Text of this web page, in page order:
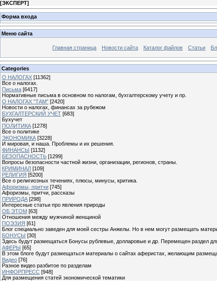
[ЭКСПЕРТ]
Форма входа
Меню сайта
Главная страница Новости сайта Каталог файлов Статьи
Categories
О НАЛОГАХ [11362]
Все о налогах.
Письма [6417]
Нормативные письма в основном по налогам, бухгалтерскому учету и пр.
О НАЛОГАХ "ТАМ" [2420]
Новости о налогах, финансах за рубежом
БУХГАЛТЕРСКИЙ УЧЕТ [683]
Бухучет
ПОЛИТИКА [1278]
Все о политике
ЭКОНОМИКА [3228]
И мировая, и наша. Проблемы и их решения.
ФИНАНСЫ [1132]
БЕЗОПАСНОСТЬ [1299]
Вопросы безопасности частной жизни, организации, регионов, страны.
КРИМИНАЛ [109]
РЕЛИГИЯ [5200]
Все о религиозных течениях, плюсы, минусы, критика.
Афоризмы, притчи [745]
Афоризмы, притчи, рассказы
ПРИРОДА [298]
Интересные статьи про явления природы
ОБ ЭТОМ [63]
Отношения между мужчиной женщиной
ПОЭЗИЯ [61]
Блог специально заведен для моей сестры Анжелы. Но в нем могут размещать
БОНУСЫ [30]
Здесь будут размещаться Бонусы рублевые, долларовые и др. Перемещен раздел
АФЕРЫ [65]
В этом блоге будут размещаться материалы о сайтах аферистах, желающим
Видео [76]
Разное видео разбитое по разделам
ИНФОРПРЕСС [948]
Для размещения статей экономической тематики